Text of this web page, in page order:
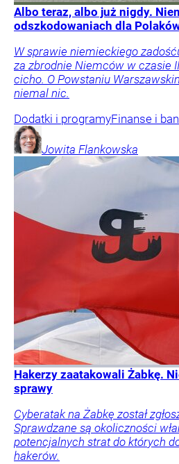
Albo teraz, albo już nigdy.
odszkodowaniach dla
W sprawie niemieckiego
za zbrodnie Niemców w czasie
cicho. O Powstaniu
niemal nic.
Dodatki i programyFinanse i
Jowita Flankowska
Hakerzy zaatakowali Żabkę.
sprawy
Cyberatak na Żabkę został
Sprawdzane są okoliczności
potencjalnych strat do których
hakerów.